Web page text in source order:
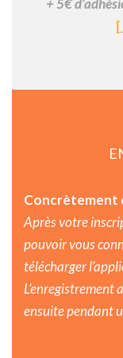
[
Concrètement
Après votre
pouvoir vous
télécharger
L’enregistrement
ensuite pendant